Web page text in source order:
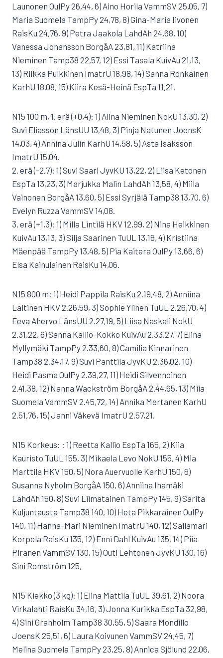
Launonen OulPy 26,44, 6) Aino Horila VammSV 25,05, 7)
Maria Suomela TampPy 24,78, 8) Gina-Maria Iivonen
RaisKu 24,76, 9) Petra Jaakola LahdAh 24,68, 10)
Vanessa Johansson BorgåA 23,81, 11) Katriina
Nieminen Tamp38 22,57, 12) Essi Tasala KuivAu 21,13,
13) Riikka Pulkkinen ImatrU 18,98, 14) Sanna Ronkainen
KarhU 18,08, 15) Kiira Kesä-Heinä EspTa 11,21.
N15 100 m, 1. erä (+0,4): 1) Alina Nieminen NokU 13,30, 2)
Suvi Eliasson LänsUU 13,48, 3) Pinja Natunen JoensK
14,03, 4) Annina Julin KarhU 14,58, 5) Asta Isaksson
ImatrU 15,04.
2. erä (-2,7): 1) Suvi Saari JyvKU 13,22, 2) Liisa Ketonen
EspTa 13,23, 3) Marjukka Malin LahdAh 13,58, 4) Miila
Vainonen BorgåA 13,60, 5) Essi Syrjälä Tamp38 13,70, 6)
Evelyn Ruzza VammSV 14,08.
3. erä (+1,3): 1) Milla Lintilä HKV 12,99, 2) Nina Heikkinen
KuivAu 13,13, 3) Silja Saarinen TuUL 13,16, 4) Kristiina
Mäenpää TampPy 13,48, 5) Pia Kaitera OulPy 13,66, 6)
Elsa Kainulainen RaisKu 14,06.
N15 800 m: 1) Heidi Pappila RaisKu 2.19,48, 2) Anniina
Laitinen HKV 2.26,59, 3) Sophie Ylinen TuUL 2.26,70, 4)
Eeva Ahervo LänsUU 2.27,19, 5) Liisa Naskali NokU
2.31,22, 6) Sanna Kallio-Kokko KuivAu 2.33,27, 7) Elina
Myllymäki TampPy 2.33,60, 8) Camilia Kinnarinen
Tamp38 2.34,17, 9) Suvi Panttila JyvKU 2.36,02, 10)
Heidi Pasma OulPy 2.39,27, 11) Heidi Silvennoinen
2.41,38, 12) Nanna Wackström BorgåA 2.44,65, 13) Miia
Suomela VammSV 2.45,72, 14) Annika Mertanen KarhU
2.51,76, 15) Janni Väkevä ImatrU 2.57,21.
N15 Korkeus: : 1) Reetta Kallio EspTa 165, 2) Kiia
Kauristo TuUL 155, 3) Mikaela Levo NokU 155, 4) Mia
Marttila HKV 150, 5) Nora Auervuolle KarhU 150, 6)
Susanna Nyholm BorgåA 150, 6) Anniina Ihamäki
LahdAh 150, 8) Suvi Liimatainen TampPy 145, 9) Sarita
Kuljuntausta Tamp38 140, 10) Heta Pikkarainen OulPy
140, 11) Hanna-Mari Nieminen ImatrU 140, 12) Sallamari
Korpela RaisKu 135, 12) Enni Dahl KuivAu 135, 14) Piia
Piranen VammSV 130, 15) Outi Lehtonen JyvKU 130, 16)
Sini Romström 125,
N15 Kiekko (3 kg): 1) Elina Mattila TuUL 39,61, 2) Noora
Virkalahti RaisKu 34,16, 3) Jonna Kurikka EspTa 32,98,
4) Sini Granholm Tamp38 30,55, 5) Saara Mondillo
JoensK 25,51, 6) Laura Koivunen VammSV 24,45, 7)
Melina Suomela TampPy 23,25, 8) Annica Sjölund 22,06,